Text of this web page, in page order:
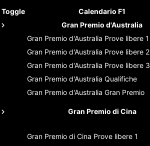
Toggle Calendario F1
Gran Premio d'Australia
Gran Premio d'Australia Prove libere 1
Gran Premio d'Australia Prove libere 2
Gran Premio d'Australia Prove libere 3
Gran Premio d'Australia Qualifiche
Gran Premio d'Australia Gran Premio
Gran Premio di Cina
Gran Premio di Cina Prove libere 1